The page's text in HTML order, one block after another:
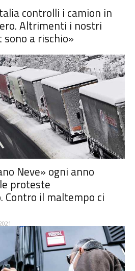
controlli i camion in
Altrimenti i nostri
a rischio»
Neve» ogni anno
proteste
Contro il maltempo ci